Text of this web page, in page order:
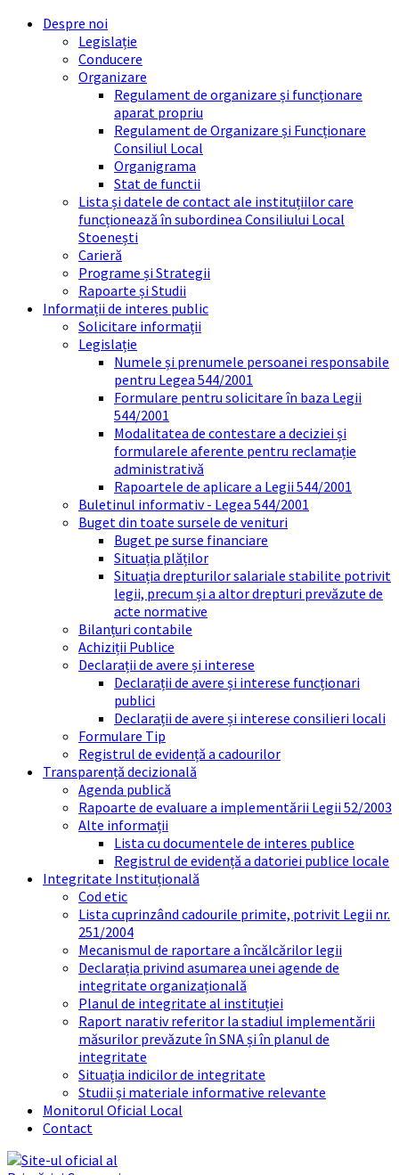
Skip
Skip
Skip
Skip
Despre noi
Legislație
Conducere
Organizare
Regulament de organizare și funcționare
aparat propriu
Regulament de Organizare și Funcționare
Consiliul Local
Organigrama
Stat de functii
Lista și datele de contact ale instituțiilor care
funcționează în subordinea Consiliului Local
Stoenești
Carieră
Programe și Strategii
Rapoarte și Studii
Informații de interes public
Solicitare informații
Legislație
Numele și prenumele persoanei responsabile
pentru Legea 544/2001
Formulare pentru solicitare în baza Legii
544/2001
Modalitatea de contestare a deciziei și
formularele aferente pentru reclamație
administrativă
Rapoartele de aplicare a Legii 544/2001
Buletinul informativ - Legea 544/2001
Buget din toate sursele de venituri
Buget pe surse financiare
Situația plăților
Situația drepturilor salariale stabilite potrivit
legii, precum și a altor drepturi prevăzute de
acte normative
Bilanțuri contabile
Achiziții Publice
Declarații de avere și interese
Declarații de avere și interese funcționari
publici
Declarații de avere și interese consilieri locali
Formulare Tip
Registrul de evidență a cadourilor
Transparență decizională
Agenda publică
Rapoarte de evaluare a implementării Legii 52/2003
Alte informații
Lista cu documentele de interes publice
Registrul de evidență a datoriei publice locale
Integritate Instituțională
Cod etic
Lista cuprinzând cadourile primite, potrivit Legii nr.
251/2004
Mecanismul de raportare a încălcărilor legii
Declarația privind asumarea unei agende de
integritate organizațională
Planul de integritate al instituției
Raport narativ referitor la stadiul implementării
măsurilor prevăzute în SNA și în planul de
integritate
Situația indicilor de integritate
Studii și materiale informative relevante
Monitorul Oficial Local
Contact